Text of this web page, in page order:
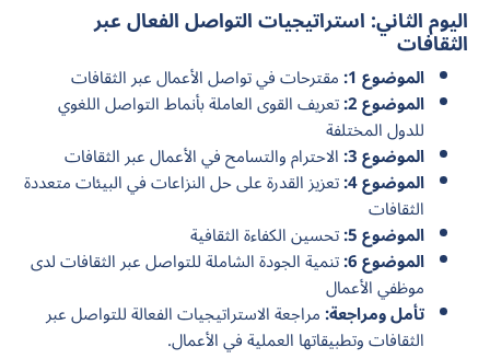
اليوم الثاني: استراتيجيات التواصل الفعال عبر
الثقافات
الموضوع 1: مقترحات في تواصل الأعمال عبر الثقافات
الموضوع 2: تعريف القوى العاملة بأنماط التواصل اللغوي
للدول المختلفة
الموضوع 3: الاحترام والتسامح في الأعمال عبر الثقافات
الموضوع 4: تعزيز القدرة على حل النزاعات في البيئات متعددة
الثقافات
الموضوع 5: تحسين الكفاءة الثقافية
الموضوع 6: تنمية الجودة الشاملة للتواصل عبر الثقافات لدى
موظفي الأعمال
تأمل ومراجعة:مراجعة الاستراتيجيات الفعالة للتواصل عبر
الثقافات وتطبيقاتها العملية في الأعمال.